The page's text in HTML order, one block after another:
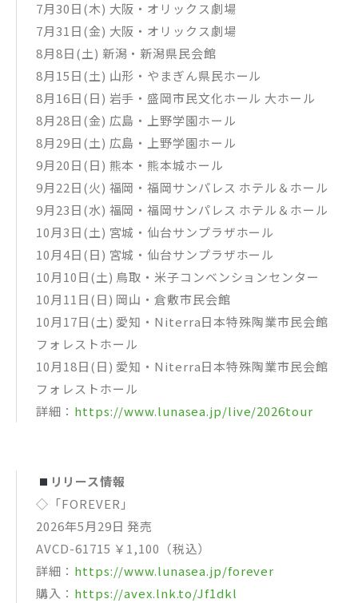
7月30日(木) 大阪・オリックス劇場
7月31日(金) 大阪・オリックス劇場
8月8日(土) 新潟・新潟県民会館
8月15日(土) 山形・やまぎん県民ホール
8月16日(日) 岩手・盛岡市民文化ホール 大ホール
8月28日(金) 広島・上野学園ホール
8月29日(土) 広島・上野学園ホール
9月20日(日) 熊本・熊本城ホール
9月22日(火) 福岡・福岡サンパレス ホテル＆ホール
9月23日(水) 福岡・福岡サンパレス ホテル＆ホール
10月3日(土) 宮城・仙台サンプラザホール
10月4日(日) 宮城・仙台サンプラザホール
10月10日(土) 鳥取・米子コンベンションセンター
10月11日(日) 岡山・倉敷市民会館
10月17日(土) 愛知・Niterra日本特殊陶業市民会館
フォレストホール
10月18日(日) 愛知・Niterra日本特殊陶業市民会館
フォレストホール
詳細： https://www.lunasea.jp/live/2026tour
リリース情報
◇「FOREVER」
2026年5月29日 発売
AVCD-61715 ￥1,100（税込）
詳細： https://www.lunasea.jp/forever
購入： https://avex.lnk.to/Jf1dkl